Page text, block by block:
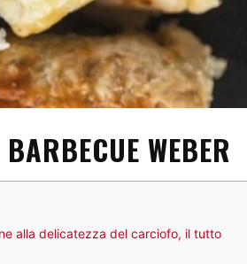
WEBER
alla delicatezza del carciofo, il tutto